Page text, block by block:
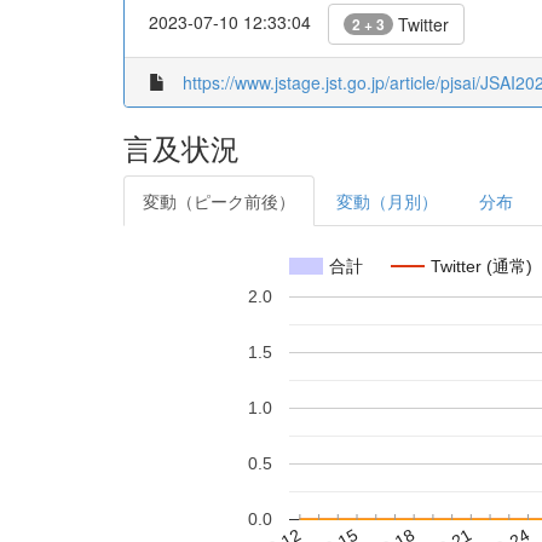
2023-07-10 12:33:04 2 + 3 Twitter
https://www.jstage.jst.go.jp/article/pjsai/
言及状況
変動（ピーク前後） 変動（月別） 分布
合計 Twitter (通常)
0.0
0.5
1.0
1.5
2.0